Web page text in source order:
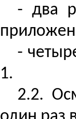
- два
-
1.
2.2.